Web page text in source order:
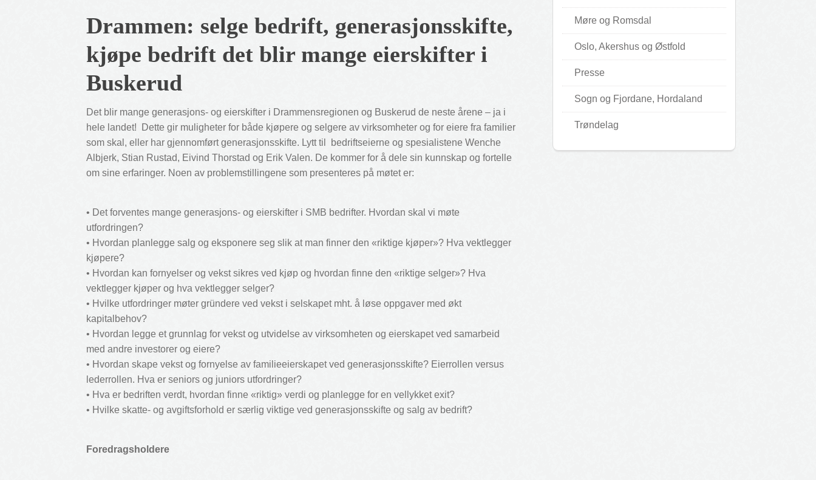
Drammen: selge bedrift, generasjonsskifte,
kjøpe bedrift det blir mange eierskifter i
Buskerud
Det blir mange generasjons- og eierskifter i Drammensregionen og Buskerud de neste årene – ja i
hele landet! Dette gir muligheter for både kjøpere og selgere av virksomheter og for eiere fra familier
som skal, eller har gjennomført generasjonsskifte. Lytt til bedriftseierne og spesialistene Wenche
Albjerk, Stian Rustad, Eivind Thorstad og Erik Valen. De kommer for å dele sin kunnskap og fortelle
om sine erfaringer. Noen av problemstillingene som presenteres på møtet er:
• Det forventes mange generasjons- og eierskifter i SMB bedrifter. Hvordan skal vi møte
utfordringen?
• Hvordan planlegge salg og eksponere seg slik at man finner den «riktige kjøper»? Hva vektlegger
kjøpere?
• Hvordan kan fornyelser og vekst sikres ved kjøp og hvordan finne den «riktige selger»? Hva
vektlegger kjøper og hva vektlegger selger?
• Hvilke utfordringer møter gründere ved vekst i selskapet mht. å løse oppgaver med økt
kapitalbehov?
• Hvordan legge et grunnlag for vekst og utvidelse av virksomheten og eierskapet ved samarbeid
med andre investorer og eiere?
• Hvordan skape vekst og fornyelse av familieeierskapet ved generasjonsskifte? Eierrollen versus
lederrollen. Hva er seniors og juniors utfordringer?
• Hva er bedriften verdt, hvordan finne «riktig» verdi og planlegge for en vellykket exit?
• Hvilke skatte- og avgiftsforhold er særlig viktige ved generasjonsskifte og salg av bedrift?
Foredragsholdere
Møre og Romsdal
Oslo, Akershus og Østfold
Presse
Sogn og Fjordane, Hordaland
Trøndelag